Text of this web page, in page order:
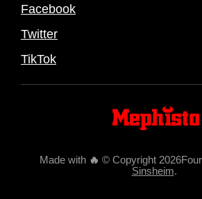
Facebook
Twitter
TikTok
Made with 🔥 © Copyright
Sinsheim.